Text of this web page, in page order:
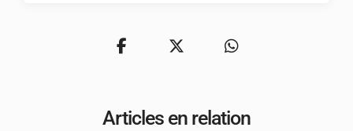
Articles en relation